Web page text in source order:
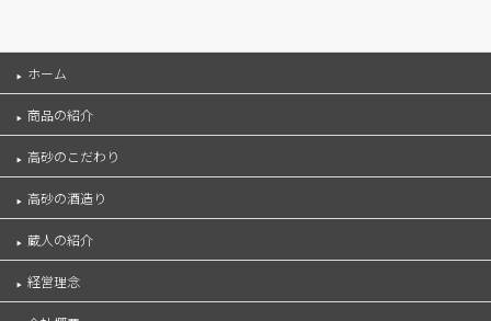
ホーム
商品の紹介
高砂のこだわり
高砂の酒造り
蔵人の紹介
経営理念